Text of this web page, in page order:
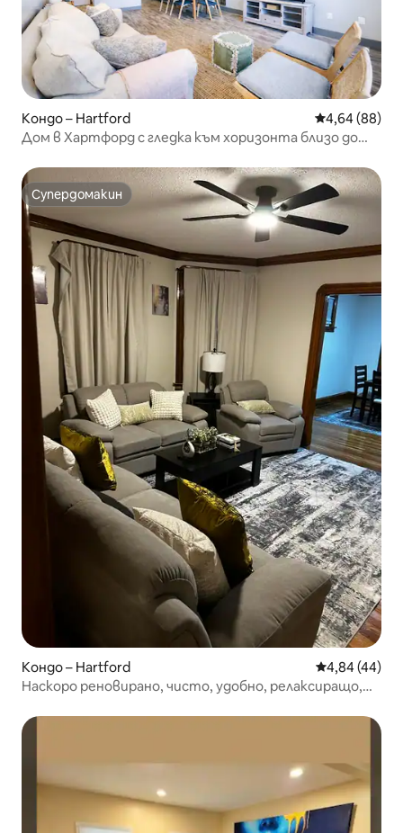
Кондо – Hartford Средна
4,64 (88)
Дом в Хартфорд с гледка към хоризонта близо до
Супердомакин
Супердомакин
Кондо – Hartford Средна
4,84 (44)
Наскоро реновирано, чисто, удобно, релаксиращо,